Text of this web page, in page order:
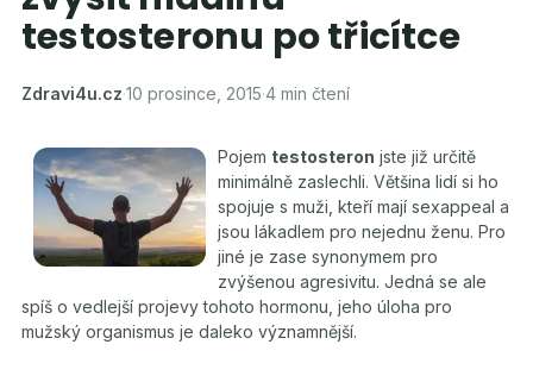
testosteronu po třicítce
Zdravi4u.cz·10 prosince, 2015·4 min čtení
Pojem testosteron jste již určitě
minimálně zaslechli. Většina lidí si ho
spojuje s muži, kteří mají sexappeal a
jsou lákadlem pro nejednu ženu. Pro
jiné je zase synonymem pro
zvýšenou agresivitu. Jedná se ale
spíš o vedlejší projevy tohoto hormonu, jeho úloha pro
mužský organismus je daleko významnější.